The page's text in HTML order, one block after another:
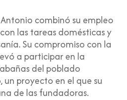
combinó su empleo
las tareas domésticas y
Su compromiso con la
a participar en la
del poblado
proyecto en el que su
de las fundadoras.